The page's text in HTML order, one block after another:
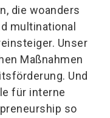
die woanders
multinational
Unser
Maßnahmen
Und
für interne
so